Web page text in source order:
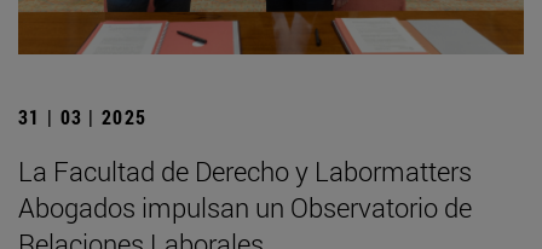
31 | 03 | 2025
La Facultad de Derecho y Labormatters
Abogados impulsan un Observatorio de